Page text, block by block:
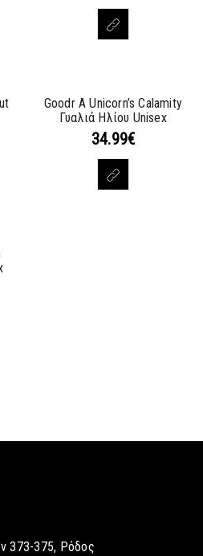
Goodr A Unicorn’s Calamity
Γυαλιά Ηλίου Unisex
34.99€
373-375, Ρόδος